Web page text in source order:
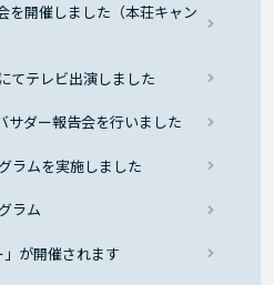
を開催しました（本荘キャン
てテレビ出演しました
サダー報告会を行いました
ラムを実施しました
ラム
が開催されます